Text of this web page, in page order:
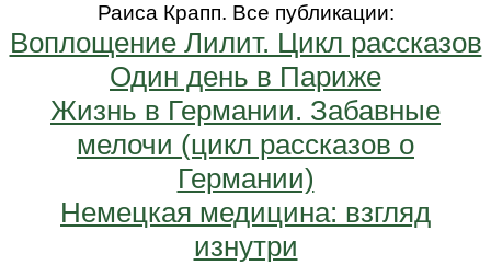
Раиса Крапп. Все публикации:
Воплощение Лилит. Цикл рассказов
Один день в Париже
Жизнь в Германии. Забавные
мелочи (цикл рассказов о
Германии)
Немецкая медицина: взгляд
изнутри